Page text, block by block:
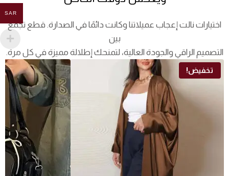
اختيارات نالت إعجاب عميلاتنا وكانت دائمًا في الصدارة. قطع تجمع
بين
التصميم الراقي والجودة العالية، لتمنحك إطلالة مميزة في كل مرة.
تخفيض!
SAR